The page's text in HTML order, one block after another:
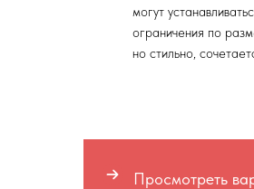
могут
ограничения по
но стильно,
Просмотреть